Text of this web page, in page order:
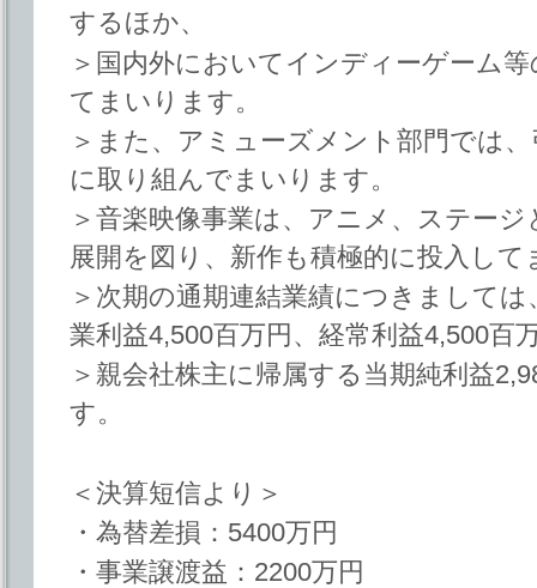
するほか、
＞国内外においてインディーゲーム
てまいります。
＞また、アミューズメント部門では
に取り組んでまいります。
＞音楽映像事業は、アニメ、ステー
展開を図り、新作も積極的に投入し
＞次期の通期連結業績につきまして
業利益4,500百万円、経常利益4,500百
＞親会社株主に帰属する当期純利益
す。
＜決算短信より＞
・為替差損：5400万円
・事業譲渡益：2200万円